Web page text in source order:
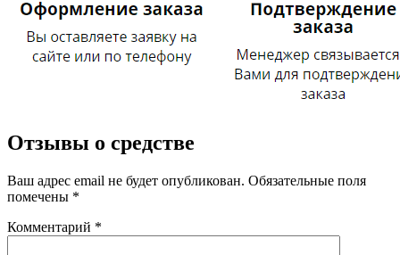
Отзывы о средстве
Ваш адрес email не будет опубликован. Обязательные поля
помечены *
Комментарий *